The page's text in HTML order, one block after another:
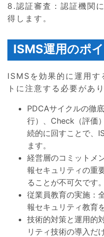
8.認証審査：認証機関
得します。
ISMS運用のポ
ISMSを効果的に運用す
トに注意する必要があり
PDCAサイクルの徹
行）、Check（評価
続的に回すことで、
ます。
経営層のコミットメ
報セキュリティの重
ることが不可欠です。
従業員教育の実施：
報セキュリティ教育
技術的対策と運用的
リティ技術の導入だ